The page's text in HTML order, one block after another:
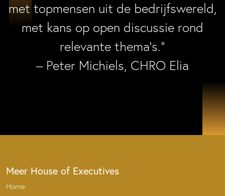
met topmensen uit de bedrijfswereld,
met kans op open discussie rond
relevante thema’s.”
– Peter Michiels, CHRO Elia
Meer House of Executives
Home